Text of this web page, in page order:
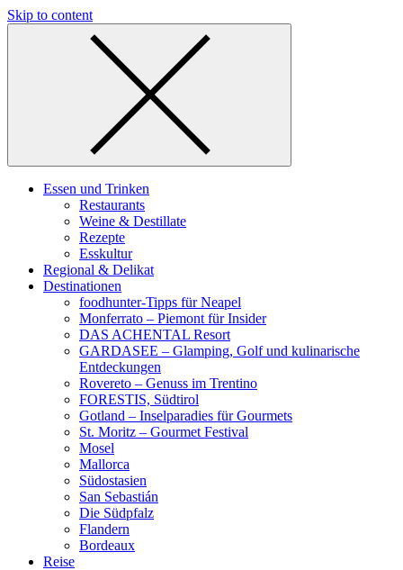
Skip to content
Essen und Trinken
Restaurants
Weine & Destillate
Rezepte
Esskultur
Regional & Delikat
Destinationen
foodhunter-Tipps für Neapel
Monferrato – Piemont für Insider
DAS ACHENTAL Resort
GARDASEE – Glamping, Golf und kulinarische
Entdeckungen
Rovereto – Genuss im Trentino
FORESTIS, Südtirol
Gotland – Inselparadies für Gourmets
St. Moritz – Gourmet Festival
Mosel
Mallorca
Südostasien
San Sebastián
Die Südpfalz
Flandern
Bordeaux
Reise